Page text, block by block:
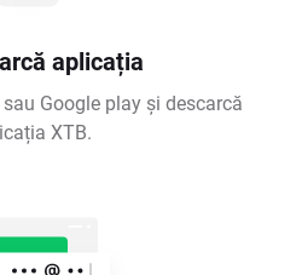
aplicația
Google play și descarcă
XTB.